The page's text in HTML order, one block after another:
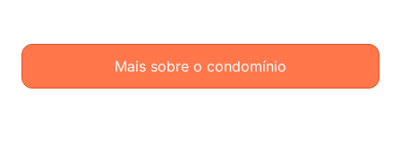
Mais sobre o condomínio